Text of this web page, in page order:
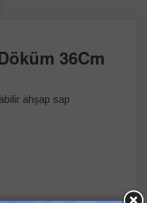
36Cm
ahşap sap